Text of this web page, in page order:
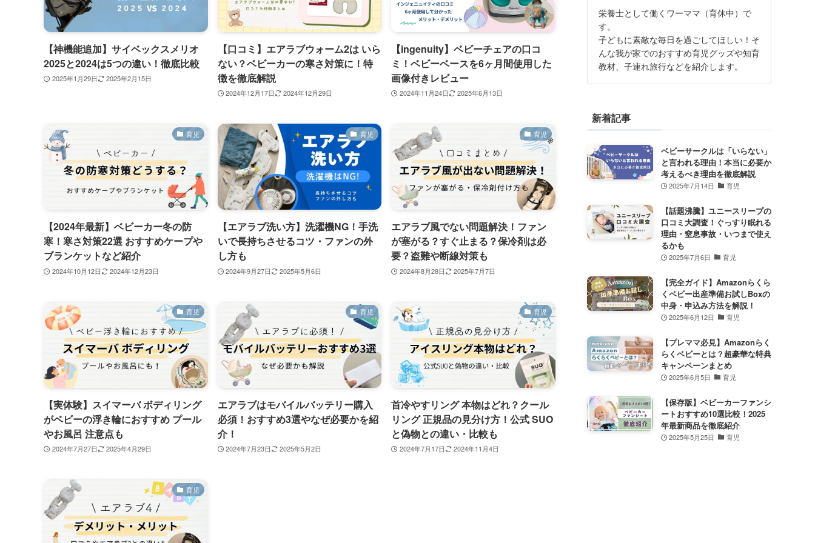
【神機能追加】サイベックスメリオ
2025と2024は5つの違い！徹底比較
2025年1月29日 2025年2月15日
【口コミ】エアラブウォーム2は いら
ない？ベビーカーの寒さ対策に！特
徴を徹底解説
2024年12月17日 2024年12月29日
【ingenuity】ベビーチェアの口コ
ミ！ベビーベースを6ヶ月間使用した
画像付きレビュー
2024年11月24日 2025年6月13日
育児
【2024年最新】ベビーカー冬の防
寒！寒さ対策22選 おすすめケープや
ブランケットなど紹介
2024年10月12日 2024年12月23日
育児
【エアラブ洗い方】洗濯機NG！手洗
いで長持ちさせるコツ・ファンの外
し方も
2024年9月27日 2025年5月6日
育児
エアラブ風でない問題解決！ファン
が塞がる？すぐ止まる？保冷剤は必
要？盗難や断線対策も
2024年8月28日 2025年7月7日
育児
【実体験】スイマーバ ボディリング
がベビーの浮き輪におすすめ プール
やお風呂 注意点も
2024年7月27日 2025年4月29日
育児
エアラブはモバイルバッテリー購入
必須！おすすめ3選やなぜ必要かを紹
介！
2024年7月23日 2025年5月2日
育児
首冷やすリング 本物はどれ？クール
リング 正規品の見分け方！公式 SUO
と偽物との違い・比較も
2024年7月17日 2024年11月4日
育児
栄養士として働くワーママ（育休中）で
す。
子どもに素敵な毎日を過ごしてほしい！そ
んな我が家でのおすすめ育児グッズや知育
教材、子連れ旅行などを紹介します。
新着記事
ベビーサークルは「いらない」
と言われる理由！本当に必要か
考えるべき理由を徹底解説
2025年7月14日 育児
【話題沸騰】ユニースリープの
口コミ大調査！ぐっすり眠れる
理由・窒息事故・いつまで使え
るかも
2025年7月6日 育児
【完全ガイド】Amazonらくら
くベビー出産準備お試しBoxの
中身・申込み方法を解説！
2025年6月12日 育児
【プレママ必見】Amazonらく
らくベビーとは？超豪華な特典
キャンペーンまとめ
2025年6月5日 育児
【保存版】ベビーカーファンシ
ートおすすめ10選比較！2025
年最新商品を徹底紹介
2025年5月25日 育児